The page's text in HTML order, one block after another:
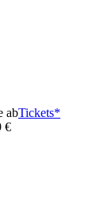
ab
€
Tickets*